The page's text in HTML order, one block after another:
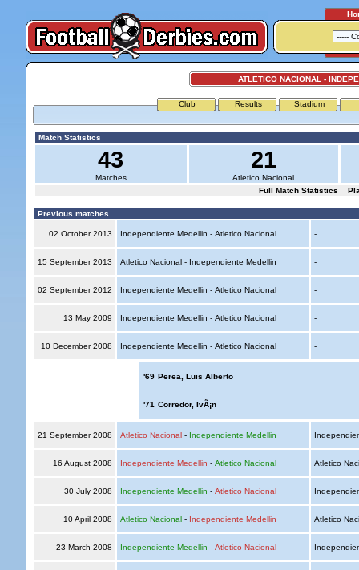
ATLETICO NACIONAL -
Club Results Stadium
Match Statistics
43
Matches
21
Atletico Nacional
Full Match Statistics
Previous matches
02 October 2013 Independiente Medellin - Atletico Nacional -
15 September 2013 Atletico Nacional - Independiente Medellin -
02 September 2012 Independiente Medellin - Atletico Nacional -
13 May 2009 Independiente Medellin - Atletico Nacional -
10 December 2008 Independiente Medellin - Atletico Nacional -
'69 Perea, Luis Alberto
'71 Corredor, IvÃ¡n
21 September 2008 Atletico Nacional- Independiente Medellin
16 August 2008 Independiente Medellin - Atletico Nacional Atletico
30 July 2008 Independiente Medellin - Atletico Nacional
10 April 2008 Atletico Nacional- Independiente Medellin Atletico
23 March 2008 Independiente Medellin - Atletico Nacional